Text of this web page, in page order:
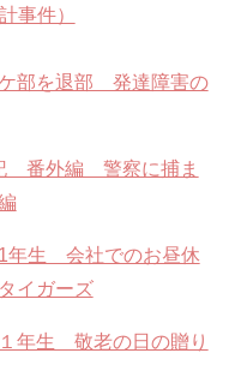
事件）
部を退部 発達障害の
番外編 警察に捕ま
年生 会社でのお昼休
イガーズ
年生 敬老の日の贈り